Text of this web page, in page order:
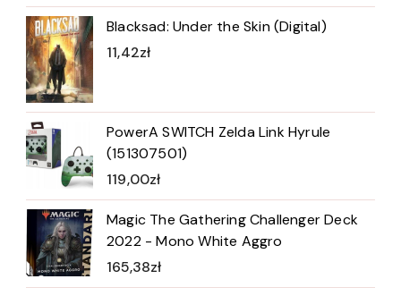
Blacksad: Under the Skin (Digital)
11,42zł
PowerA SWITCH Zelda Link Hyrule
(151307501)
119,00zł
Magic The Gathering Challenger Deck
2022 - Mono White Aggro
165,38zł